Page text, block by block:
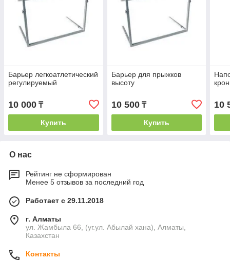
Барьер легкоатлетический
регулируемый
10 000 ₸
Купить
Барьер для прыжков
высоту
10 500₸
Купить
10
О нас
Рейтинг не сформирован
Менее 5 отзывов за последний год
Работает с 29.11.2018
г. Алматы
ул. Жамбыла 66, (уг.ул. Абылай хана), Алматы,
Казахстан
Контакты